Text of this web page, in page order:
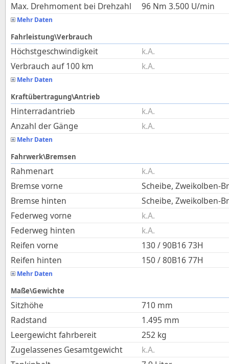
Max. Drehmoment bei Drehzahl
96 Nm 3.500 U/min
Mehr Daten
Fahrleistung\Verbrauch
Höchstgeschwindigkeit
k.A.
Verbrauch auf 100 km
k.A.
Mehr Daten
Kraftübertragung\Antrieb
Hinterradantrieb
k.A.
Anzahl der Gänge
k.A.
Mehr Daten
Fahrwerk\Bremsen
Rahmenart
k.A.
Bremse vorne
Scheibe, Zweikolben-
Bremse hinten
Scheibe, Zweikolben-
Federweg vorne
k.A.
Federweg hinten
k.A.
Reifen vorne
130 / 90B16 73H
Reifen hinten
150 / 80B16 77H
Mehr Daten
Maße\Gewichte
Sitzhöhe 710 mm
Radstand
1.495 mm
Leergewicht fahrbereit
252 kg
Zugelassenes Gesamtgewicht
k.A.